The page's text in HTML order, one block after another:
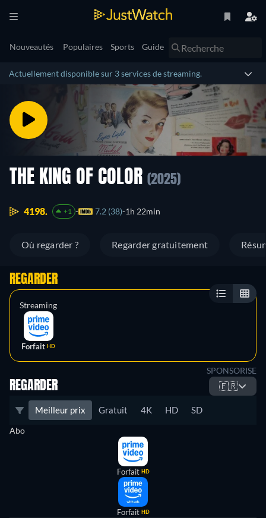
Nouveautés Populaires Sports Guide
Actuellement disponible sur 3 services de streaming.
THE KING OF COLOR (2025)
4198. +1 7.2 (38) 1h 22min
Où regarder ? Regarder gratuitement
REGARDER
Streaming
Forfait HD
SPONSORISE
REGARDER 🇫🇷
Meilleur prix Gratuit 4K HD SD
Abo
Forfait HD
Forfait HD